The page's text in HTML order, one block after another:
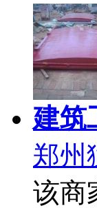
建筑
郑州
该商